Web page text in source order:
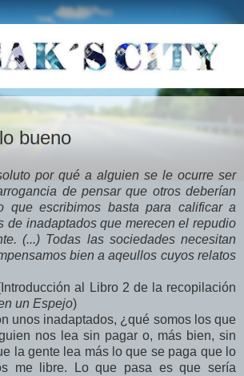
bueno
por qué a alguien se le ocurre ser
de pensar que otros deberían
que escribimos basta para calificar a
de inadaptados que merecen el repudio
(...) Todas las sociedades necesitan
bien a aqeullos cuyos relatos
al Libro 2 de la recopilación
un Espejo)
unos inadaptados, ¿qué somos los que
nos lea sin pagar o, más bien, sin
la gente lea más lo que se paga que lo
me libre. Lo que pasa es que sería